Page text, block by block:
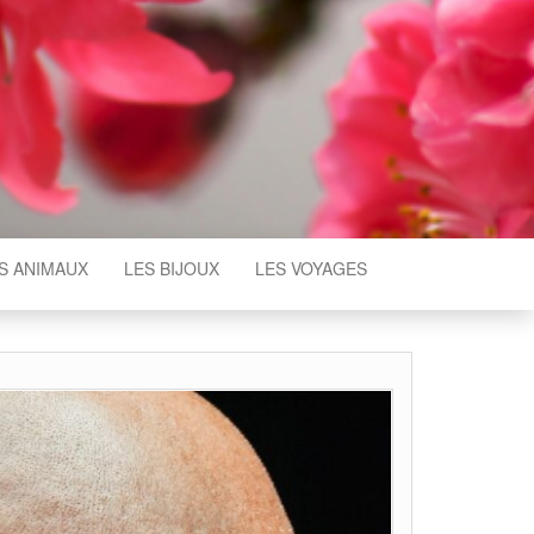
ANIMAUX LES BIJOUX LES VOYAGES